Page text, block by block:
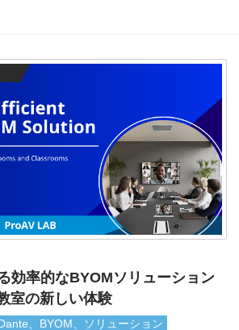
オーディオビジュアル統合へのア
効率的なBYOMソリューション
室の新しい体験
、BYOM、ソリューション